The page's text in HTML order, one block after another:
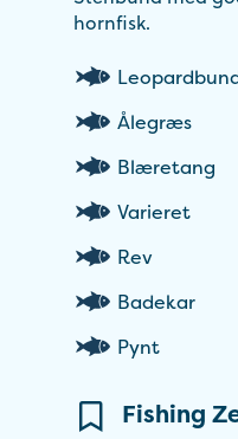
hornfisk.
Ålegræs
Blæretang
Varieret
Rev
Badekar
Pynt
Fishing